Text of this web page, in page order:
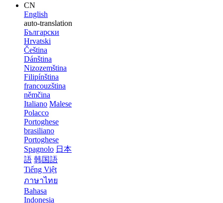
CN
English
auto-translation
Български
Hrvatski
Čeština
Dánština
Nizozemština
Filipínština
francouzština
němčina
Italiano Malese
Polacco
Portoghese
brasiliano
Portoghese
Spagnolo 日本
語 韩国語
Tiếng Việt
ภาษาไทย
Bahasa
Indonesia